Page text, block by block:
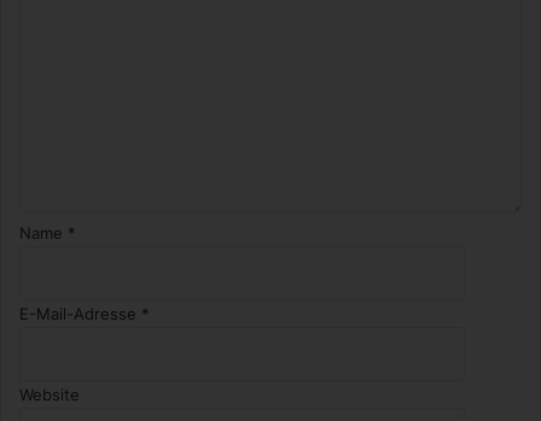
Name *
E-Mail-Adresse *
Website